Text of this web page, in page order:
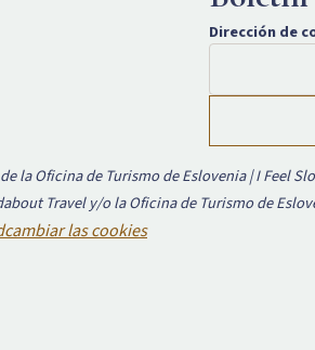
Dirección de
la Oficina de Turismo de Eslovenia | I Feel
Travel y/o la Oficina de Turismo de
cambiar las cookies